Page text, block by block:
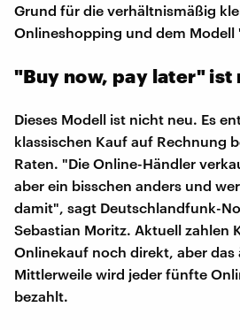
Grund für die verhältnismäßig
Onlineshopping und dem Modell
"Buy now, pay later" ist
Dieses Modell ist nicht neu. Es
klassischen Kauf auf Rechnung
Raten. "Die Online-Händler
aber ein bisschen anders und
damit", sagt Deutschlandfunk-
Sebastian Moritz. Aktuell zahlen
Onlinekauf noch direkt, aber das
Mittlerweile wird jeder fünfte
bezahlt.